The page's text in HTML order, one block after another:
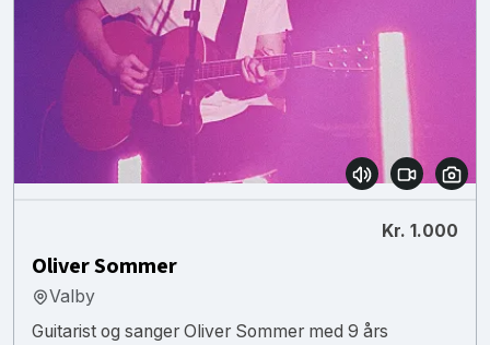
Kr. 1.000
Oliver Sommer
Valby
Guitarist og sanger Oliver Sommer med 9 års